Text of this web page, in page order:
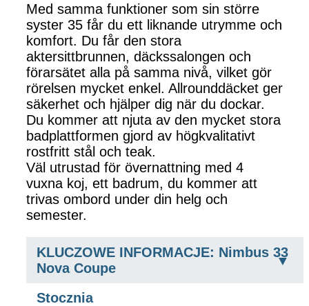
Med samma funktioner som sin större
syster 35 får du ett liknande utrymme och
komfort. Du får den stora
aktersittbrunnen, däckssalongen och
förarsätet alla på samma nivå, vilket gör
rörelsen mycket enkel. Allrounddäcket ger
säkerhet och hjälper dig när du dockar.
Du kommer att njuta av den mycket stora
badplattformen gjord av högkvalitativt
rostfritt stål och teak.
Väl utrustad för övernattning med 4
vuxna koj, ett badrum, du kommer att
trivas ombord under din helg och
semester.
KLUCZOWE INFORMACJE: Nimbus 33
Nova Coupe
Stocznia